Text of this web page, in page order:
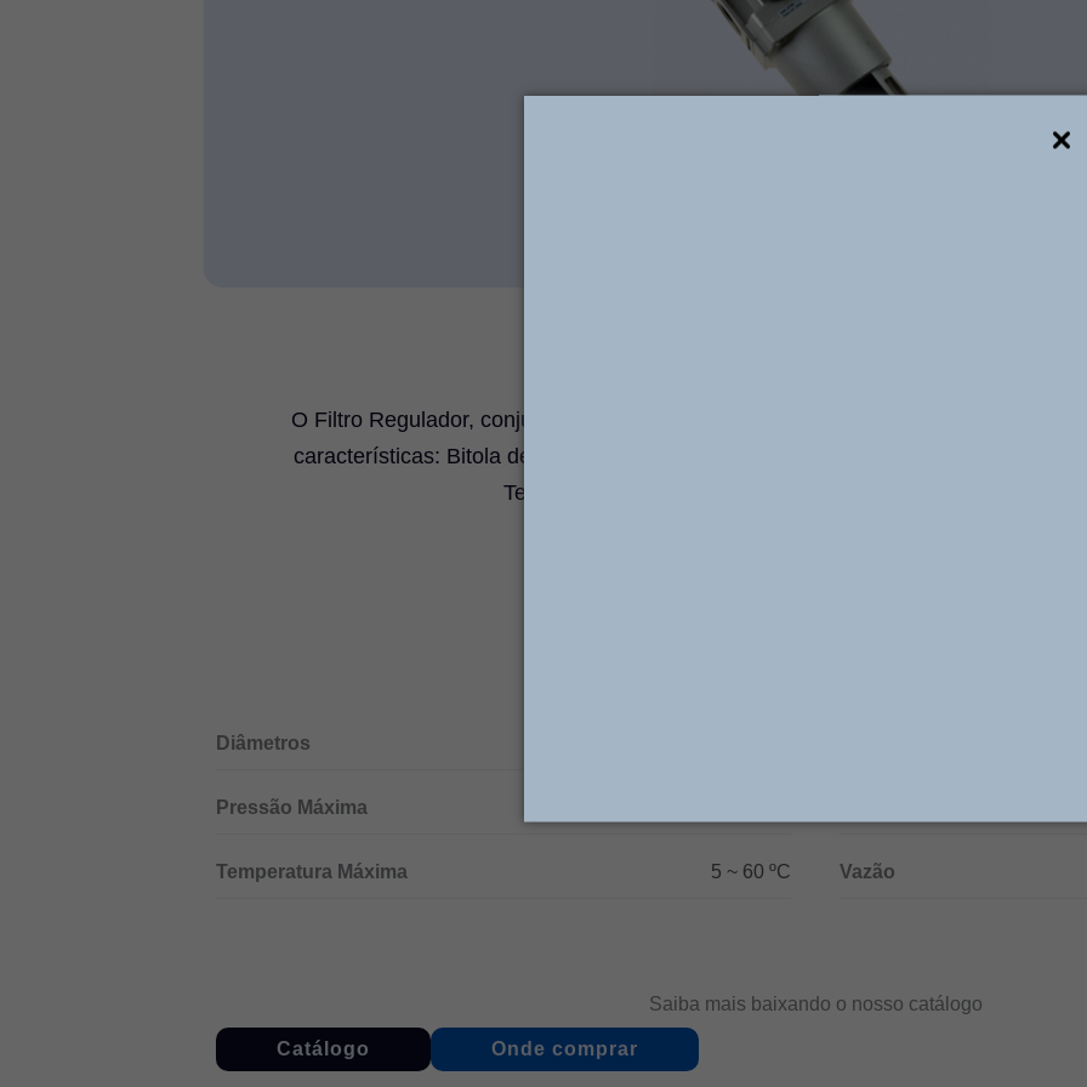
O Filtro Regulador, conjuga a Filtro + Regulador de Pressão, num único e
características: Bitola de 1” BSP, Pressão Máxima de entrada 10 Bar, Pressão
Temperatura de Trabalho -5 ⁰C à +60 ⁰C e Vazão de 5500
Diâmetros
Pressão Máxima
Temperatura Máxima 5 ~ 60 ºC Vazão
Saiba mais baixando o nosso catálogo
Catálogo Onde comprar